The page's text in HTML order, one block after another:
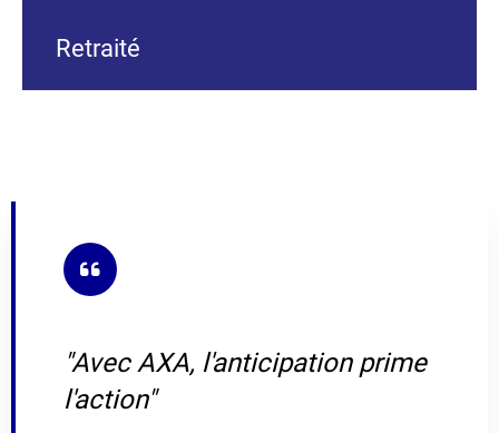
Retraité
"Avec AXA, l'anticipation prime
l'action"